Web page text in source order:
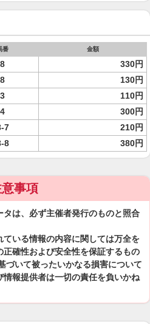
番 金額
8 330円
8
130円
3
110円
4
300円
7
210円
8 380円
事項
は、必ず主催者発行のものと照合
いる情報の内容に関しては万全を
確性および安全性を保証するもの
づいて被ったいかなる損害について
報提供者は一切の責任を負いかね